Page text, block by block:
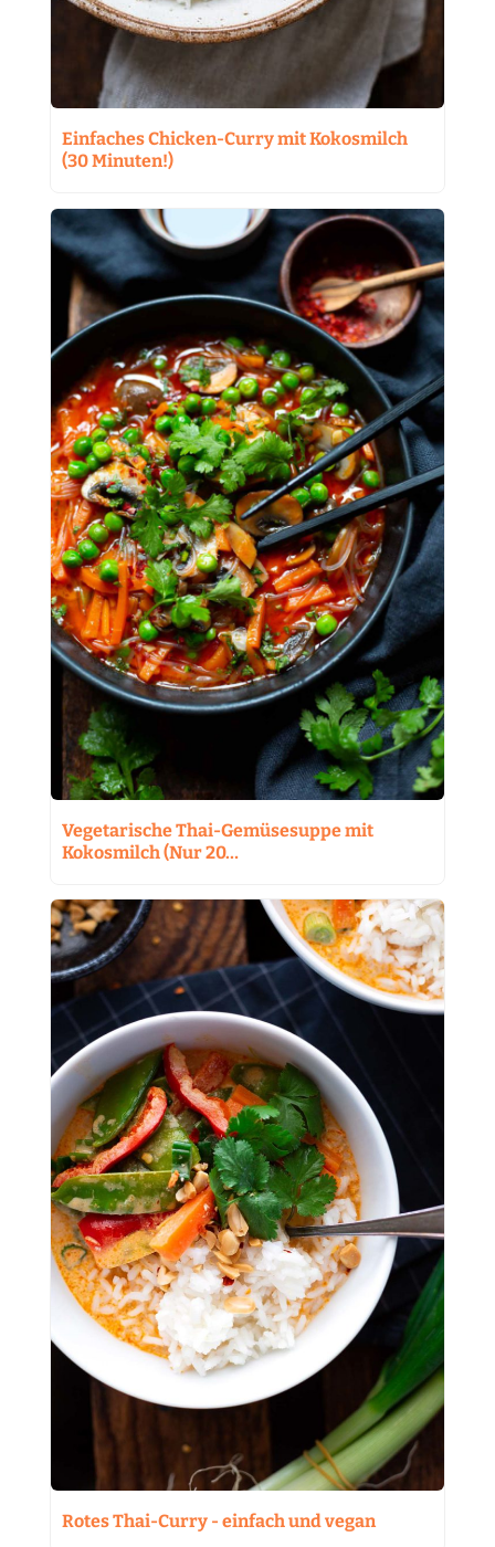
Einfaches Chicken-Curry mit Kokosmilch
(30 Minuten!)
Vegetarische Thai-Gemüsesuppe mit
Kokosmilch (Nur 20…
Rotes Thai-Curry - einfach und vegan